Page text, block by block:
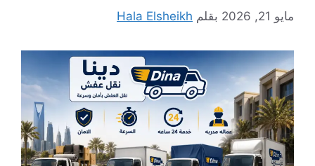
مايو 21, 2026 بقلم Hala Elsheikh